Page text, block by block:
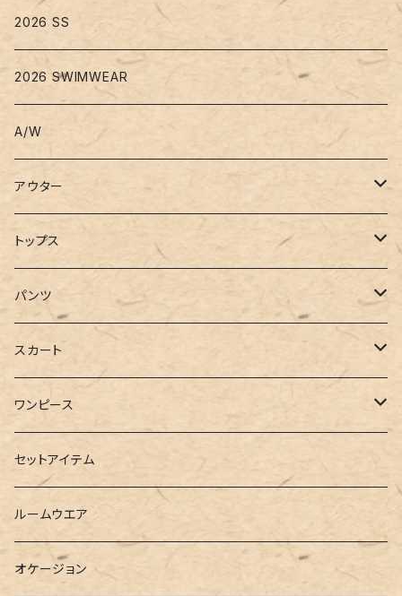
2026 SS
2026 SWIMWEAR
A/W
アウター
コート
ジャケット
ブルゾン
ロングシャツ
ダウンジャケット
ベスト
トップス
Tシャツ
カットソー
半袖
スウェット・パーカー
ニット
シャツ
ブラウス
パンツ
デニム
スキニー
ショートパンツ
ハーフパンツ
スウェット
スカート
ロング
ミニ
その他
ワンピース
シャツワンピース
スウェットワンピース
パーカーワンピース
セットアイテム
ルームウエア
オケージョン